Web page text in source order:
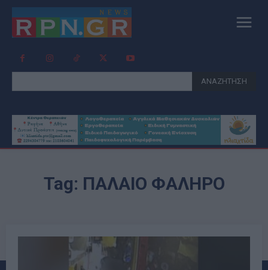
ΑΝΑΖΗΤΗΣΗ
Tag: ΠΑΛΑΙΟ ΦΑΛΗΡΟ